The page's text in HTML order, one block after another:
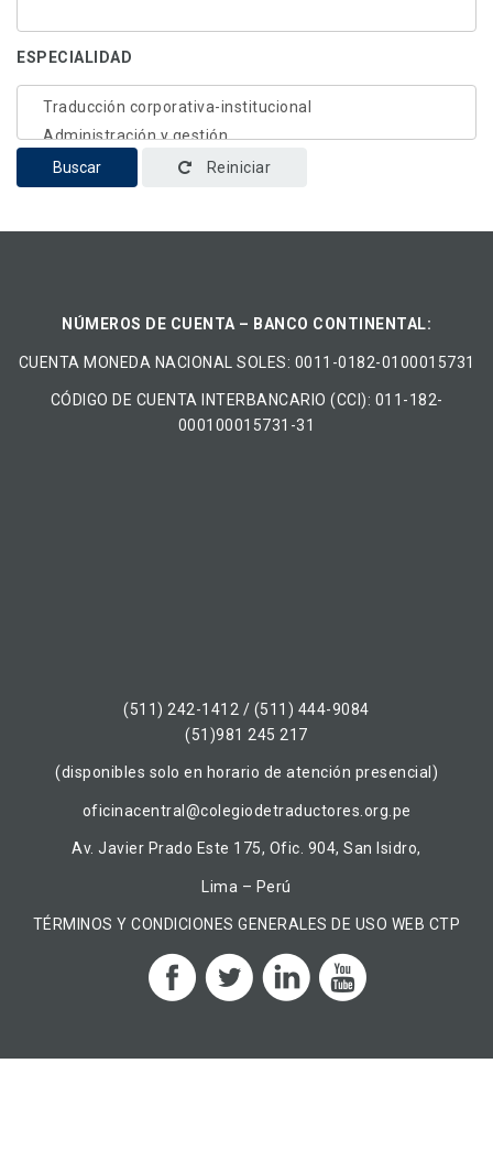
ESPECIALIDAD
Buscar Reiniciar
NÚMEROS DE CUENTA – BANCO CONTINENTAL:
CUENTA MONEDA NACIONAL​ ​SOLES​: 0011-0182-0100015731
CÓDIGO DE CUENTA INTERBANCARIO (CCI): 011-182-
000100015731-31
(511) 242-1412 / (511) 444-9084
(51)981 245 217
(disponibles solo en horario de atención presencial)
oficinacentral@colegiodetraductores.org.pe
Av. Javier Prado Este 175, Ofic. 904, San Isidro,
Lima – Perú
TÉRMINOS Y CONDICIONES GENERALES DE USO WEB CTP